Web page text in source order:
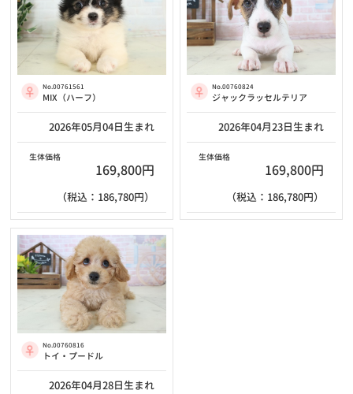
No.00761561
MIX（ハーフ）
2026年05月04日生まれ
生体価格
169,800円
（税込：186,780円）
No.00760824
ジャックラッセルテリア
2026年04月23日生まれ
生体価格
169,800円
（税込：186,780円）
No.00760816
トイ・プードル
2026年04月28日生まれ